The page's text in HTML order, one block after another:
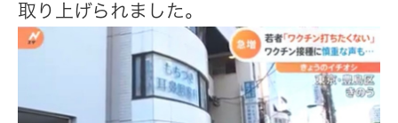
取り上げられました。